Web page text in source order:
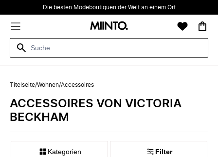
Die besten Modeboutiquen der Welt an einem Ort
Titelseite/Wohnen/Accessoires
ACCESSOIRES VON VICTORIA
BECKHAM
Kategorien Filter